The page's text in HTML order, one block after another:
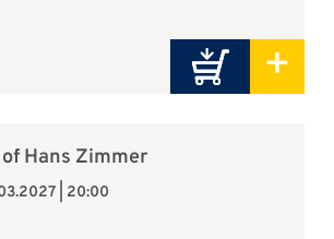
+
Hans Zimmer
| 20:00